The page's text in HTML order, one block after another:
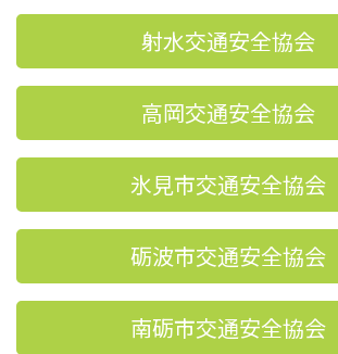
射水交通安全協会
高岡交通安全協会
氷見市交通安全協会
砺波市交通安全協会
南砺市交通安全協会